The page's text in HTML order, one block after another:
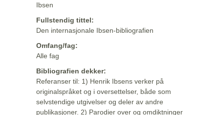
Ibsen
Fullstendig tittel:
Den internasjonale Ibsen-bibliografien
Omfang/fag:
Alle fag
Bibliografien dekker:
Referanser til: 1) Henrik Ibsens verker på
originalspråket og i oversettelser, både som
selvstendige utgivelser og deler av andre
publikasjoner. 2) Parodier over og omdiktninger